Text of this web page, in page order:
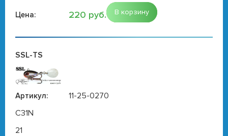
Цена: 220 руб. В корзину
SSL-TS
Артикул:
11-25-0270
C31N
21